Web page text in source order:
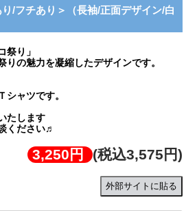
/フチあり＞（長袖/正面デザイン/白
祭り」
の魅力を凝縮したデザインです。
ャツです。
たします
ください♬
3,250円 (税込3,575円)
外部サイトに貼る